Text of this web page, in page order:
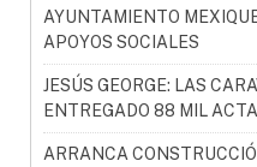
AYUNTAMIENTO
APOYOS SOCIALES
JESÚS GEORGE: LAS
ENTREGADO 88 MIL
ARRANCA